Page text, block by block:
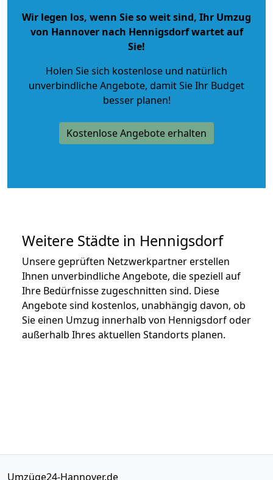
Wir legen los, wenn Sie so weit sind, Ihr Umzug
von Hannover nach Hennigsdorf wartet auf
Sie!
Holen Sie sich kostenlose und natürlich
unverbindliche Angebote, damit Sie Ihr Budget
besser planen!
Kostenlose Angebote erhalten
Weitere Städte in Hennigsdorf
Unsere geprüften Netzwerkpartner erstellen
Ihnen unverbindliche Angebote, die speziell auf
Ihre Bedürfnisse zugeschnitten sind. Diese
Angebote sind kostenlos, unabhängig davon, ob
Sie einen Umzug innerhalb von Hennigsdorf oder
außerhalb Ihres aktuellen Standorts planen.
Umzüge24-Hannover.de